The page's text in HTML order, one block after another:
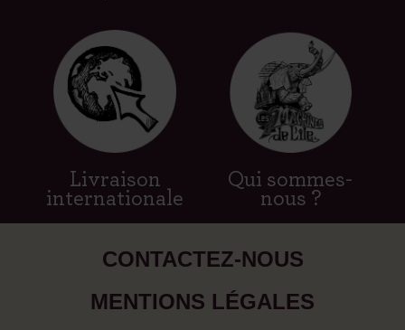
Livraison
internationale
Qui sommes-
nous ?
CONTACTEZ-NOUS
MENTIONS LÉGALES